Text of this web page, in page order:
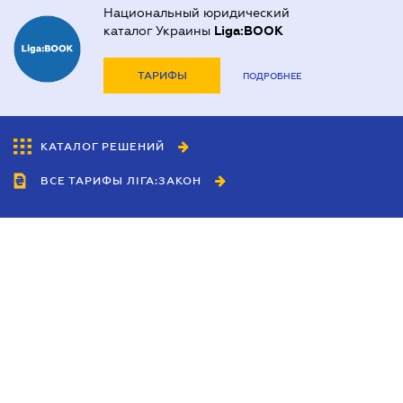
Национальный юридический
каталог Украины Liga:BOOK
ТАРИФЫ ПОДРОБНЕЕ
КАТАЛОГ РЕШЕНИЙ
ВСЕ ТАРИФЫ ЛІГА:ЗАКОН